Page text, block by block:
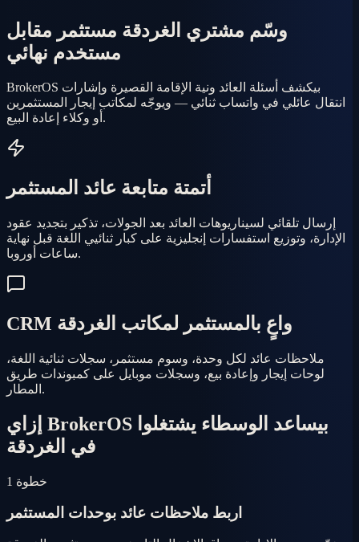
وسّم مشتري الغردقة مستثمر مقابل
مستخدم نهائي
BrokerOS بيكشف أسئلة العائد ونية الإقامة القصيرة وإشارات
انتقال عائلي في واتساب ثنائي — ويوجّه لمكاتب إيجار المستثمرين
أو وكلاء إعادة البيع.
أتمتة متابعة عائد المستثمر
إرسال تلقائي لسيناريوهات العائد بعد الجولات، تذكير بتجديد عقود
الإدارة، وتوزيع استفسارات إنجليزية على كبار ثنائيي اللغة قبل نهاية
ساعات أوروبا.
CRM واعٍ بالمستثمر لمكاتب الغردقة
ملاحظات عائد لكل وحدة، وسوم مستثمر، سجلات ثنائية اللغة،
لوحات إيجار وإعادة بيع، وسجلات موبايل على كمبوندات طريق
المطار.
إزاي BrokerOS بيساعد الوسطاء يشتغلوا
في الغردقة
خطوة 1
اربط ملاحظات عائد بوحدات المستثمر